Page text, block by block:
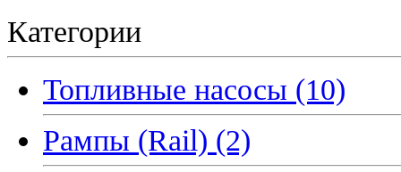
Категории
Топливные насосы (10)
Рампы (Rail) (2)